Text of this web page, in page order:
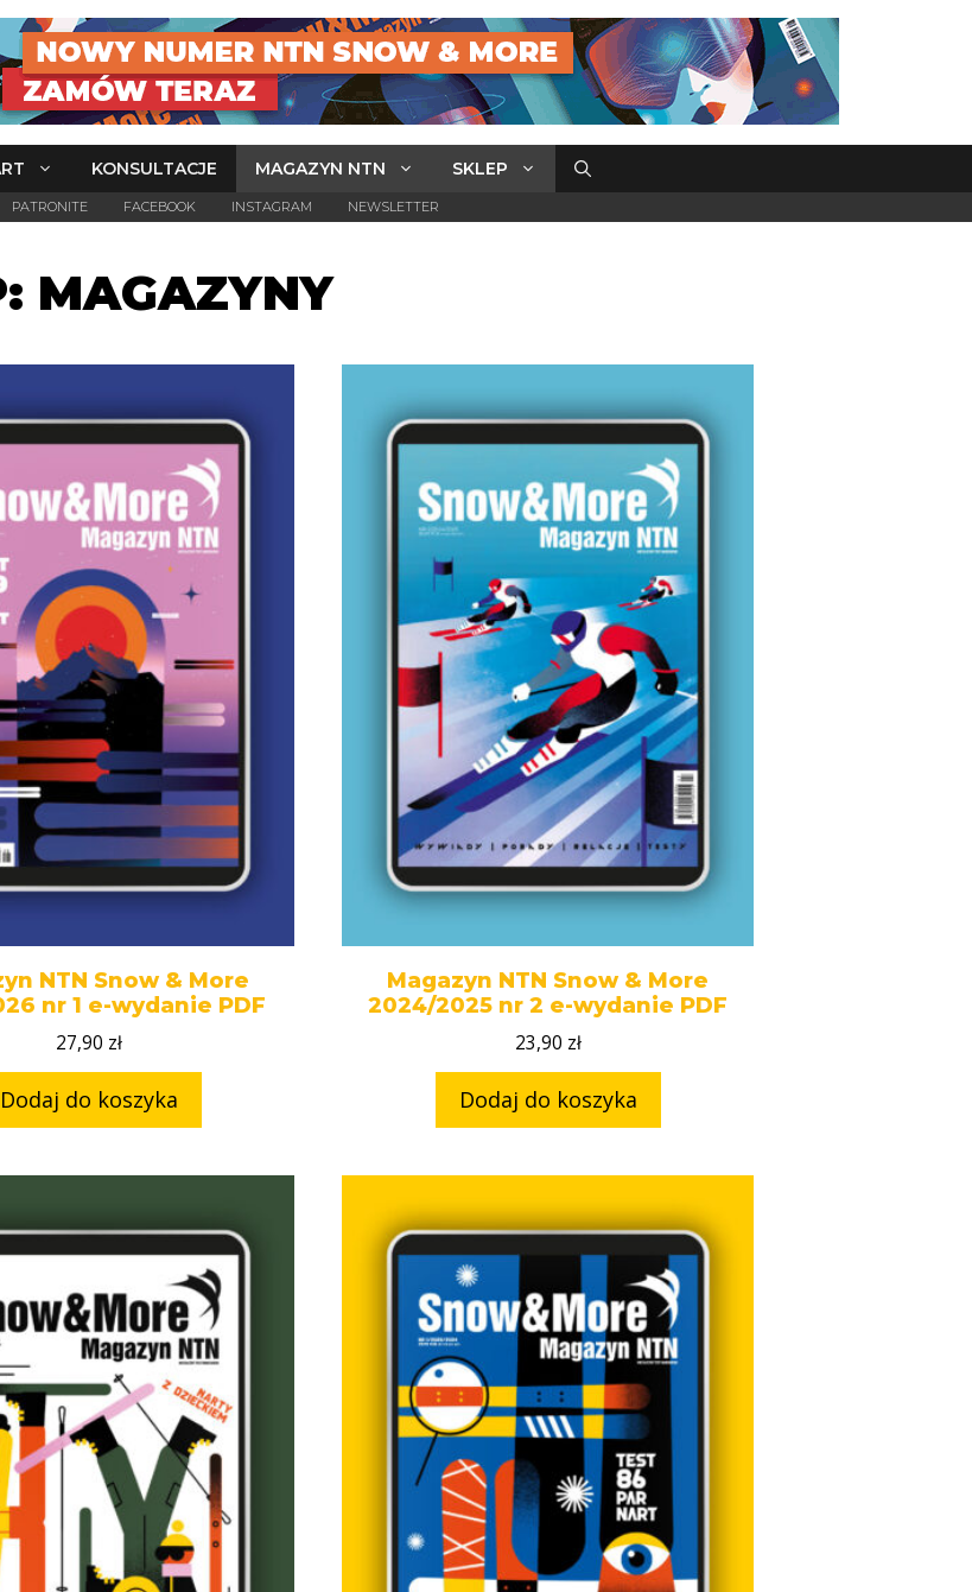
KONSULTACJE MAGAZYN NTN SKLEP
PATRONITE FACEBOOK INSTAGRAM NEWSLETTER
MAGAZYNY
NTN Snow & More
nr 1 e-wydanie PDF
27,90 zł
Dodaj do koszyka
Magazyn NTN Snow & More
2024/2025 nr 2 e-wydanie PDF
23,90 zł
Dodaj do koszyka